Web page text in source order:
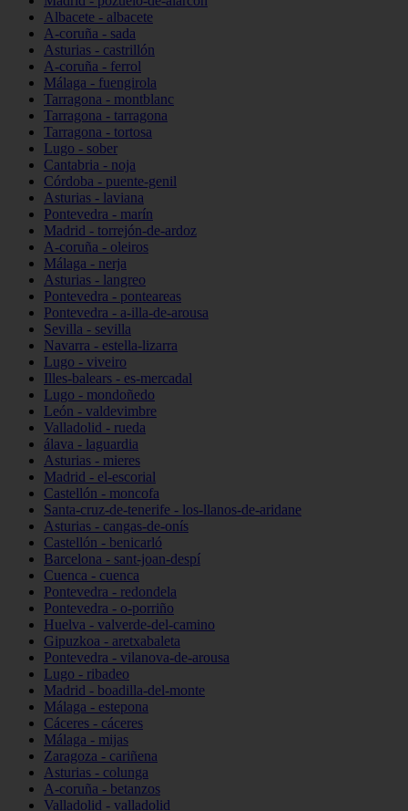
Albacete - albacete
A-coruña - sada
Asturias - castrillón
A-coruña - ferrol
Málaga - fuengirola
Tarragona - montblanc
Tarragona - tarragona
Tarragona - tortosa
Lugo - sober
Cantabria - noja
Córdoba - puente-genil
Asturias - laviana
Pontevedra - marín
Madrid - torrejón-de-ardoz
A-coruña - oleiros
Málaga - nerja
Asturias - langreo
Pontevedra - ponteareas
Pontevedra - a-illa-de-arousa
Sevilla - sevilla
Navarra - estella-lizarra
Lugo - viveiro
Illes-balears - es-mercadal
Lugo - mondoñedo
León - valdevimbre
Valladolid - rueda
álava - laguardia
Asturias - mieres
Madrid - el-escorial
Castellón - moncofa
Santa-cruz-de-tenerife - los-llanos-de-aridane
Asturias - cangas-de-onís
Castellón - benicarló
Barcelona - sant-joan-despí
Cuenca - cuenca
Pontevedra - redondela
Pontevedra - o-porriño
Huelva - valverde-del-camino
Gipuzkoa - aretxabaleta
Pontevedra - vilanova-de-arousa
Lugo - ribadeo
Madrid - boadilla-del-monte
Málaga - estepona
Cáceres - cáceres
Málaga - mijas
Zaragoza - cariñena
Asturias - colunga
A-coruña - betanzos
Valladolid - valladolid